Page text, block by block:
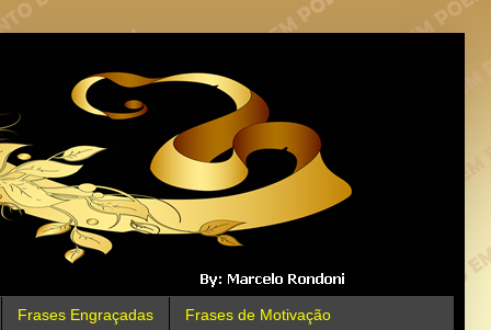
Frases Engraçadas Frases de Motivação